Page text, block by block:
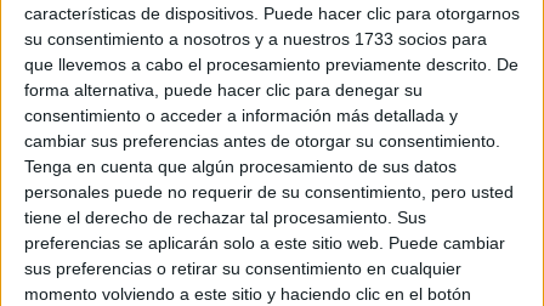
características de dispositivos. Puede hacer clic para otorgarnos
su consentimiento a nosotros y a nuestros 1733 socios para
que llevemos a cabo el procesamiento previamente descrito. De
forma alternativa, puede hacer clic para denegar su
consentimiento o acceder a información más detallada y
cambiar sus preferencias antes de otorgar su consentimiento.
Tenga en cuenta que algún procesamiento de sus datos
personales puede no requerir de su consentimiento, pero usted
tiene el derecho de rechazar tal procesamiento. Sus
preferencias se aplicarán solo a este sitio web. Puede cambiar
sus preferencias o retirar su consentimiento en cualquier
momento volviendo a este sitio y haciendo clic en el botón
¿En qué año terminas (o terminaste) bachillerato o FP?
Soy estudiante de:*
Términos y Condiciones de Uso